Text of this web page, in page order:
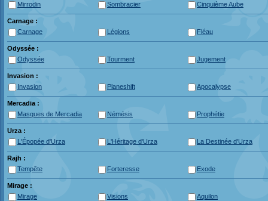
Mirrodin
Sombracier Cinquième Aube
Carnage :
Carnage
Légions Fléau
Odyssée :
Odyssée
Tourment Jugement
Invasion :
Invasion
Planeshift Apocalypse
Mercadia :
Masques de Mercadia
Némésis Prophétie
Urza :
L'Épopée d'Urza
L'Héritage d'Urza La Destinée d'Urza
Rajh :
Tempête
Forteresse Exode
Mirage :
Mirage
Visions Aquilon